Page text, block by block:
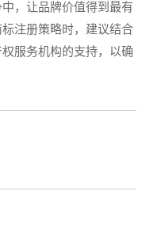
，让品牌价值得到最有
注册策略时，建议结合
服务机构的支持，以确